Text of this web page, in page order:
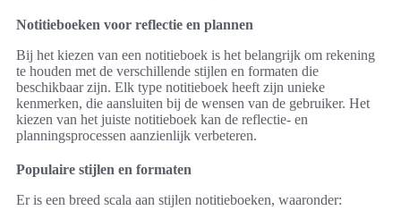
Notitieboeken voor reflectie en plannen
Bij het kiezen van een notitieboek is het belangrijk om rekening
te houden met de verschillende stijlen en formaten die
beschikbaar zijn. Elk type notitieboek heeft zijn unieke
kenmerken, die aansluiten bij de wensen van de gebruiker. Het
kiezen van het juiste notitieboek kan de reflectie- en
planningsprocessen aanzienlijk verbeteren.
Populaire stijlen en formaten
Er is een breed scala aan stijlen notitieboeken, waaronder: